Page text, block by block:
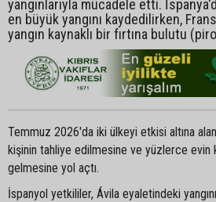
yangınlarıyla mücadele etti.
en büyük yangını kaydedilirken,
yangın kaynaklı bir fırtına bulutu
Temmuz 2026'da iki ülkeyi etkisi altına
kişinin tahliye edilmesine ve yüzlerce evin
gelmesine yol açtı.
İspanyol yetkililer, Ávila eyaletindeki